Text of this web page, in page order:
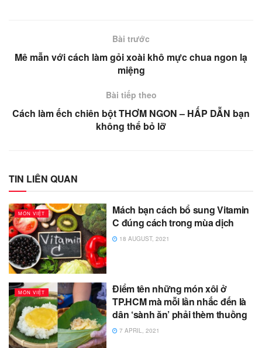
Bài trước
Mê mẫn với cách làm gỏi xoài khô mực chua ngon lạ
miệng
Bài tiếp theo
Cách làm ếch chiên bột THƠM NGON – HẤP DẪN bạn
không thể bỏ lỡ
TIN LIÊN QUAN
MÓN VIỆT
Mách bạn cách bổ sung Vitamin
C đúng cách trong mùa dịch
18 AUGUST, 2021
MÓN VIỆT
Điểm tên những món xôi ở
TP.HCM mà mỗi lần nhắc đến là
dân ‘sành ăn’ phải thèm thuồng
7 APRIL, 2021